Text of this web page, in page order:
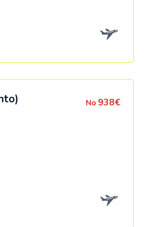
Panama
No 938€